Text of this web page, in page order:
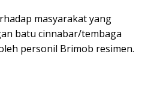
masyarakat yang
batu cinnabar/tembaga
personil Brimob resimen.